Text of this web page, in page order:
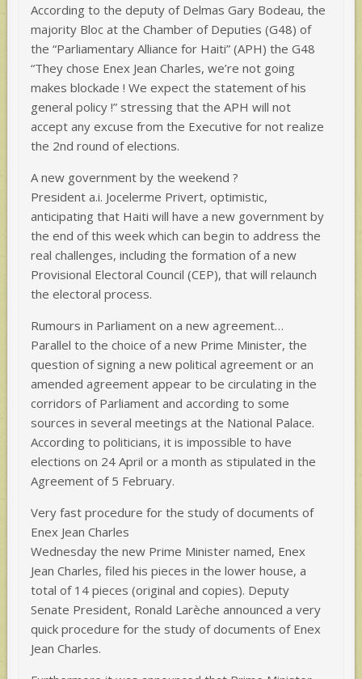
According to the deputy of Delmas Gary Bodeau, the
majority Bloc at the Chamber of Deputies (G48) of
the “Parliamentary Alliance for Haiti” (APH) the G48
“They chose Enex Jean Charles, we’re not going
makes blockade ! We expect the statement of his
general policy !” stressing that the APH will not
accept any excuse from the Executive for not realize
the 2nd round of elections.
A new government by the weekend ?
President a.i. Jocelerme Privert, optimistic,
anticipating that Haiti will have a new government by
the end of this week which can begin to address the
real challenges, including the formation of a new
Provisional Electoral Council (CEP), that will relaunch
the electoral process.
Rumours in Parliament on a new agreement…
Parallel to the choice of a new Prime Minister, the
question of signing a new political agreement or an
amended agreement appear to be circulating in the
corridors of Parliament and according to some
sources in several meetings at the National Palace.
According to politicians, it is impossible to have
elections on 24 April or a month as stipulated in the
Agreement of 5 February.
Very fast procedure for the study of documents of
Enex Jean Charles
Wednesday the new Prime Minister named, Enex
Jean Charles, filed his pieces in the lower house, a
total of 14 pieces (original and copies). Deputy
Senate President, Ronald Larèche announced a very
quick procedure for the study of documents of Enex
Jean Charles.